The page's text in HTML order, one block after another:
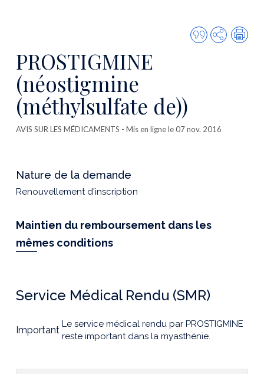
Citer
cette
Partager
PROSTIGMINE
(néostigmine
(méthylsulfate de))
AVIS SUR LES MÉDICAMENTS - Mis en ligne le 07 nov. 2016
Nature de la demande
Renouvellement d'inscription
Maintien du remboursement dans les
mêmes conditions
Service Médical Rendu (SMR)
Important
Le service médical rendu par PROSTIGMINE
reste important dans la myasthénie.